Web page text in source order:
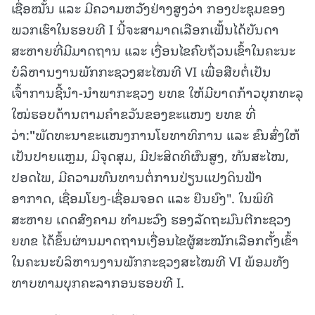
ເຊື່ອໝັ້ນ ແລະ ມີຄວາມຫວັງຢ່າງສູງວ່າ ກອງປະຊຸມຂອງ
ພວກເຮົາໃນຮອບທີ I ນີ້ຈະສາມາດເລືອກເຟັ້ນໄດ້ບັນດາ
ສະຫາຍທີ່ມີມາດຖານ ແລະ ເງື່ອນໄຂຄົບຖ້ວນເຂົ້າໃນຄະນະ
ບໍລິຫານງານພັກກະຊວງສະໄໝທີ VI ເພື່ອສືບຕໍ່ເປັນ
ເຈົ້າການຊີ້ນໍາ-ນຳພາກະຊວງ ຍທຂ ໃຫ້ມີບາດກ້າວບຸກທະລຸ
ໃໝ່ຮອບດ້ານຕາມຄໍາຂວັນຂອງຂະແໜງ ຍທຂ ທີ່
ວ່າ:"ພັດທະນາຂະແໜງການໂຍທາທິການ ແລະ ຂົນສົ່ງໃຫ້
ເປັນປາຍແຫຼມ, ມີຈຸດສຸມ, ມີປະສິດທິຜົນສູງ, ທັນສະໄໝ,
ປອດໄພ, ມີຄວາມທົນທານຕໍ່ການປ່ຽນແປງດິນຟ້າ
ອາກາດ, ເຊື່ອມໂຍງ-ເຊື່ອມຈອດ ແລະ ຍືນຍົງ". ໃນພິທີ
ສະຫາຍ ເດດສົງຄາມ ທຳມະວົງ ຮອງລັດຖະມົນຕີກະຊວງ
ຍທຂ ໄດ້ຂຶ້ນຜ່ານມາດຖານເງື່ອນໄຂຜູ້ສະໝັກເລືອກຕັ້ງເຂົ້າ
ໃນຄະນະບໍລິຫານງານພັກກະຊວງສະໄໝທີ VI ພ້ອມທັງ
ທາບທາມບຸກຄະລາກອນຮອບທີ I.